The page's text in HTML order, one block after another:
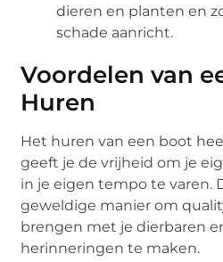
dieren en planten en
schade aanricht.
Voordelen van
Huren
Het huren van een boot
geeft je de vrijheid om je
in je eigen tempo te varen.
geweldige manier om
brengen met je dierbaren
herinneringen te maken.